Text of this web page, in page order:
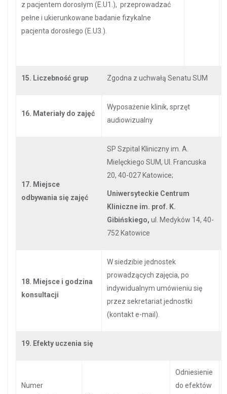
z pacjentem dorosłym (E.U1.), przeprowadzać
pełne i ukierunkowane badanie fizykalne
pacjenta dorosłego (E.U3.).
15. Liczebność grup Zgodna z uchwałą Senatu SUM
16. Materiały do zajęć
Wyposażenie klinik, sprzęt
audiowizualny
17. Miejsce
odbywania się zajęć
SP Szpital Kliniczny im. A.
Mielęckiego SUM, Ul. Francuska
20, 40-027 Katowice;
Uniwersyteckie Centrum
Kliniczne im. prof. K.
Gibińskiego, ul. Medyków 14, 40-
752 Katowice
18. Miejsce i godzina
konsultacji
W siedzibie jednostek
prowadzących zajęcia, po
indywidualnym umówieniu się
przez sekretariat jednostki
(kontakt e-mail).
19. Efekty uczenia się
Numer
Odniesienie
do efektów